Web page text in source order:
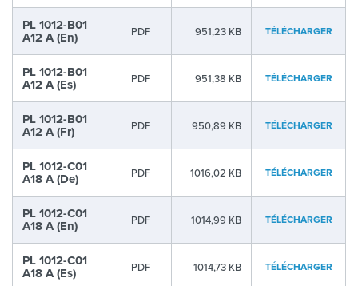
PL 1012-B01
A12 A (En) PDF 951,23 KB TÉLÉCHARGER
PL 1012-B01
A12 A (Es) PDF 951,38 KB TÉLÉCHARGER
PL 1012-B01
A12 A (Fr) PDF 950,89 KB TÉLÉCHARGER
PL 1012-C01
A18 A (De) PDF 1016,02 KB TÉLÉCHARGER
PL 1012-C01
A18 A (En) PDF 1014,99 KB TÉLÉCHARGER
PL 1012-C01
A18 A (Es) PDF 1014,73 KB TÉLÉCHARGER